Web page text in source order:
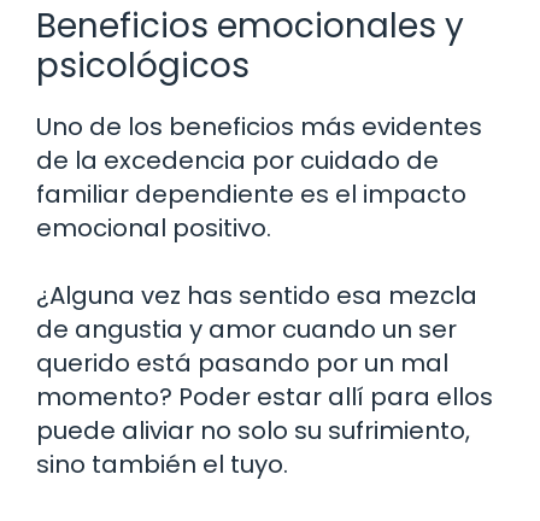
Beneficios emocionales y
psicológicos
Uno de los beneficios más evidentes
de la excedencia por cuidado de
familiar dependiente es el impacto
emocional positivo.
¿Alguna vez has sentido esa mezcla
de angustia y amor cuando un ser
querido está pasando por un mal
momento? Poder estar allí para ellos
puede aliviar no solo su sufrimiento,
sino también el tuyo.